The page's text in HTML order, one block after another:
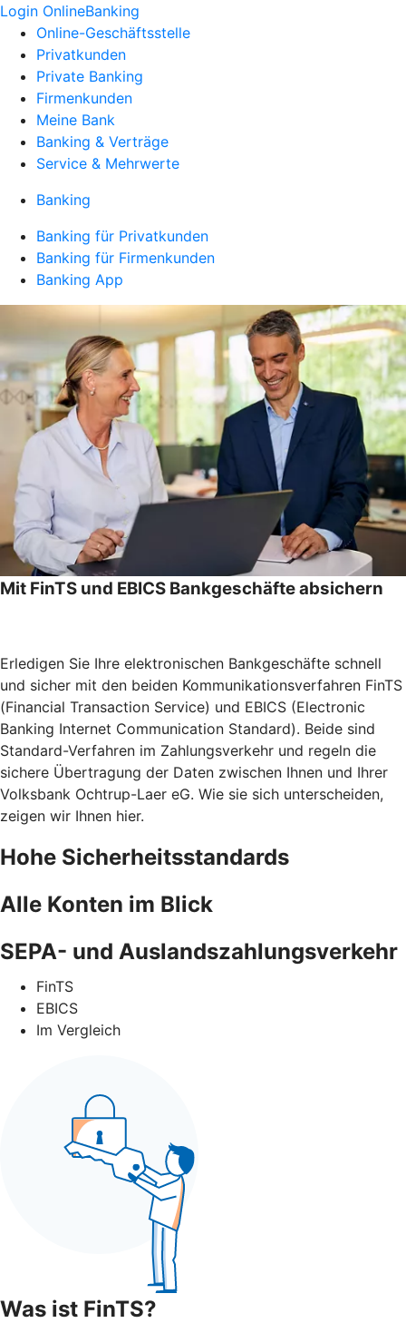
Login OnlineBanking
Online-Geschäftsstelle
Privatkunden
Private Banking
Firmenkunden
Meine Bank
Banking & Verträge
Service & Mehrwerte
Banking
Banking für Privatkunden
Banking für Firmenkunden
Banking App
Mit FinTS und EBICS Bankgeschäfte absichern
Erledigen Sie Ihre elektronischen Bankgeschäfte schnell
und sicher mit den beiden Kommunikationsverfahren FinTS
(Financial Transaction Service) und EBICS (Electronic
Banking Internet Communication Standard). Beide sind
Standard-Verfahren im Zahlungsverkehr und regeln die
sichere Übertragung der Daten zwischen Ihnen und Ihrer
Volksbank Ochtrup-Laer eG. Wie sie sich unterscheiden,
zeigen wir Ihnen hier.
Hohe Sicherheitsstandards
Alle Konten im Blick
SEPA- und Auslandszahlungsverkehr
FinTS
EBICS
Im Vergleich
Was ist FinTS?